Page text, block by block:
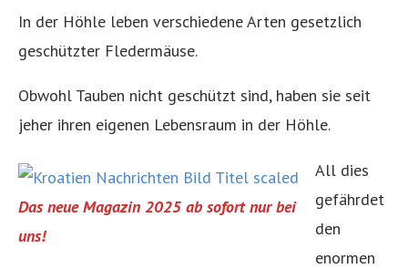
In der Höhle leben verschiedene Arten gesetzlich
geschützter Fledermäuse.
Obwohl Tauben nicht geschützt sind, haben sie seit
jeher ihren eigenen Lebensraum in der Höhle.
Das neue Magazin 2025 ab sofort nur bei
uns!
All dies
gefährdet
den
enormen